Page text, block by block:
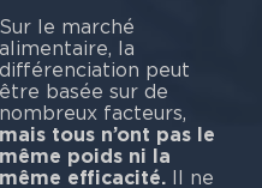
Sur le marché
alimentaire, la
différenciation peut
être basée sur de
nombreux facteurs,
mais tous n’ont pas le
même poids ni la
même efficacité.Il ne